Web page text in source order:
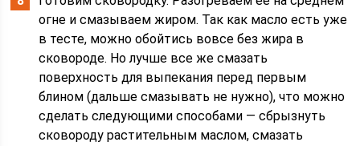
огне и смазываем жиром. Так как масло есть уже
в тесте, можно обойтись вовсе без жира в
сковороде. Но лучше все же смазать
поверхность для выпекания перед первым
блином (дальше смазывать не нужно), что можно
сделать следующими способами — сбрызнуть
сковороду растительным маслом, смазать